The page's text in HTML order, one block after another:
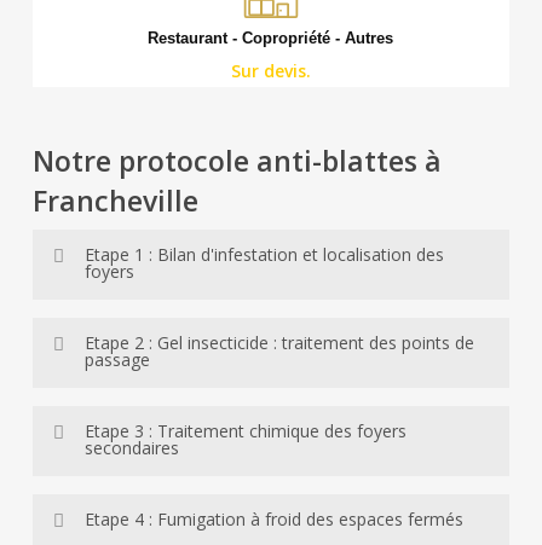
Restaurant - Copropriété - Autres
Sur devis.
Notre protocole anti-blattes à
Francheville
Etape 1 : Bilan d'infestation et localisation des
foyers
Notre technicien inspecte systématiquement tous les
points critiques du logement ou du local : derrière
éviers, dans les joints de carrelage. L’identification
précise de l’espèce — Blattella germanica, Blatta
choix du protocole de traitement.
Etape 2 : Gel insecticide : traitement des points de
passage
La pose de gel appât est réalisée avec un applicateur de
précision aux points de passage identifiés lors du
continue d’éliminer les individus qui éclosent après le
Etape 3 : Traitement chimique des foyers
secondaires
En complément du gel appât, nous procédons à une
Etape 4 : Fumigation à froid des espaces fermés